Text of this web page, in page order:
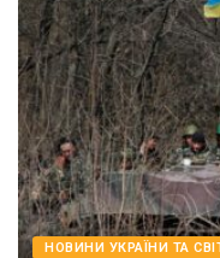
НОВИНИ УКРАЇНИ ТА